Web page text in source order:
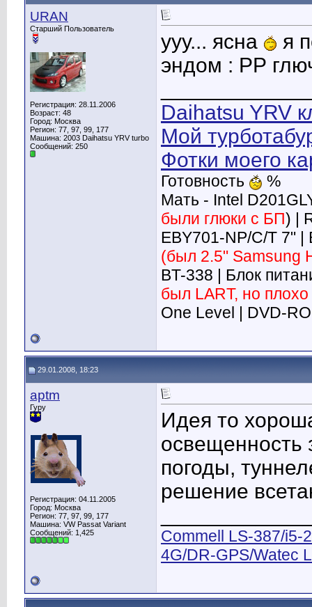
URAN
Старший Пользователь
Регистрация: 28.11.2006
Возраст: 48
Город: Москва
Регион: 77, 97, 99, 177
Машина: 2003 Daihatsu YRV turbo
Сообщений: 250
ууу... ясна
я
эндом : РР
Daihatsu YRV
Мой
Фотки моего
Готовность
%
Мать - Intel
были глюки с БП) |
EBY701-NP/C/T 7" |
(был 2.5" Samsung
BT-338 | Блок
был LART, но плохо
One Level | DVD-
29.01.2008, 18:23
aptm
Гуру
Регистрация: 04.11.2005
Город: Москва
Регион: 77, 97, 99, 177
Машина: VW Passat Variant
Сообщений: 1,425
Идея то
освещенность
погоды,
решение
Commell LS-387/i5-
4G/DR-GPS/Watec